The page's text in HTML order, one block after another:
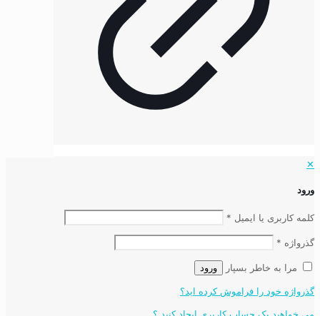
✕
ورود
کلمه کاربری یا ایمیل *
گذرواژه *
مرا به خاطر بسپار ورود
گذرواژه خود را فراموش کرده اید؟
می خواهید یک حساب کاربری ایجاد کنید ؟